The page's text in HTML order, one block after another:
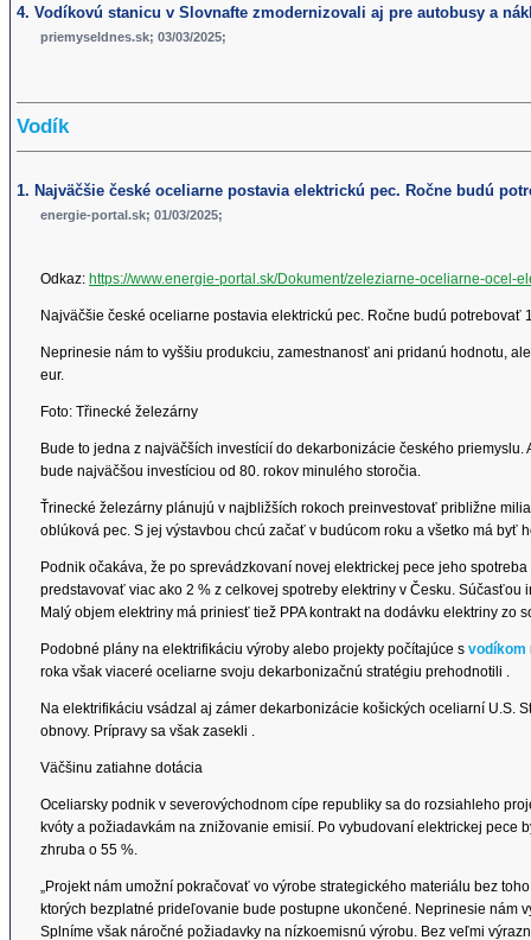
4. Vodíkovú stanicu v Slovnafte zmodernizovali aj pre autobusy a
priemyseldnes.sk; 03/03/2025;
Vodík
1. Najväčšie české oceliarne postavia elektrickú pec. Ročne budú
energie-portal.sk; 01/03/2025;
Odkaz: https://www.energie-portal.sk/Dokument/zeleziarne-oceliarne-ocel-
Najväčšie české oceliarne postavia elektrickú pec. Ročne budú potrebovať
Neprinesie nám to vyššiu produkciu, zamestnanosť ani pridanú hodnotu,
eur.
Foto: Třinecké železárny
Bude to jedna z najväčších investícií do dekarbonizácie českého
bude najväčšou investíciou od 80. rokov minulého storočia.
Ťrinecké železárny plánujú v najbližších rokoch preinvestovať približne
oblúková pec. S jej výstavbou chcú začať v budúcom roku a všetko má byť
Podnik očakáva, že po sprevádzkovaní novej elektrickej pece jeho
predstavovať viac ako 2 % z celkovej spotreby elektriny v Česku.
Malý objem elektriny má priniesť tiež PPA kontrakt na dodávku elektriny zo
Podobné plány na elektrifikáciu výroby alebo projekty počítajúce s vodíkom
roka však viaceré oceliarne svoju dekarbonizačnú stratégiu prehodnotili .
Na elektrifikáciu vsádzal aj zámer dekarbonizácie košických oceliarní U.S.
obnovy. Prípravy sa však zasekli .
Väčšinu zatiahne dotácia
Oceliarsky podnik v severovýchodnom cípe republiky sa do rozsiahleho
kvóty a požiadavkám na znižovanie emisií. Po vybudovaní elektrickej
zhruba o 55 %.
„Projekt nám umožní pokračovať vo výrobe strategického materiálu bez
ktorých bezplatné prideľovanie bude postupne ukončené. Neprinesie nám
Splníme však náročné požiadavky na nízkoemisnú výrobu. Bez veľmi